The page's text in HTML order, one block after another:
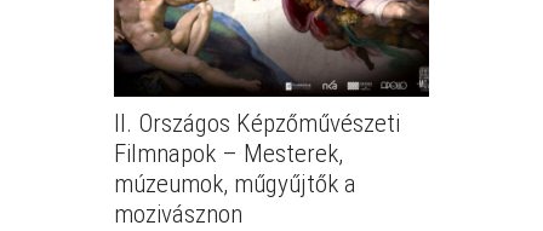
II. Országos Képzőművészeti
Filmnapok – Mesterek,
múzeumok, műgyűjtők a
mozivásznon